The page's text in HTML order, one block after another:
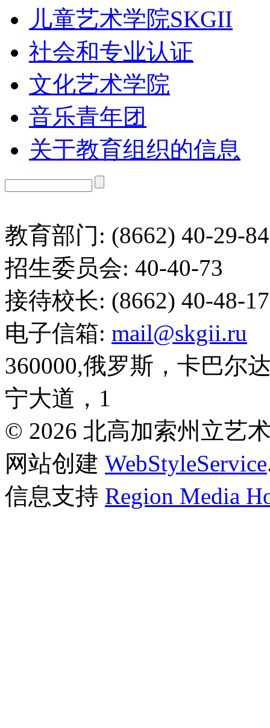
儿童艺术学院SKGII
社会和专业认证
文化艺术学院
音乐青年团
关于教育组织的信息
教育部门: (8662) 40-29-84
招生委员会: 40-40-73
接待校长: (8662) 40-48-17
电子信箱: mail@skgii.ru
360000,俄罗斯，卡巴尔
宁大道，1
© 2026 北高加索州立艺
网站创建 WebStyleService
信息支持 Region Media